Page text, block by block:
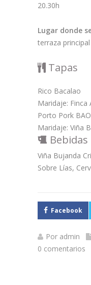
20.30h
Lugar donde
terraza
Tapas
Rico Bacalao
Maridaje: Finca
Porto Pork BAO
Maridaje: Viña
Bebidas
Viña Bujanda
Sobre Lías,
Facebook
Por admin
0 comentarios